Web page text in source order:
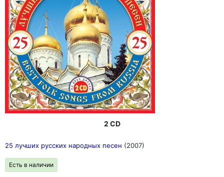
2 CD
25 лучших русских народных песен (2007)
Есть в наличии